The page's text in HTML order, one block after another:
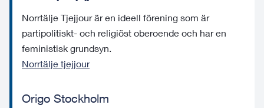
Norrtälje Tjejjour är en ideell förening som är
partipolitiskt- och religiöst oberoende och har en
feministisk grundsyn.
Norrtälje tjejjour
Origo Stockholm